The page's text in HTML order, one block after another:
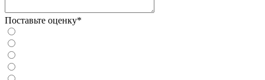
Поставьте оценку*